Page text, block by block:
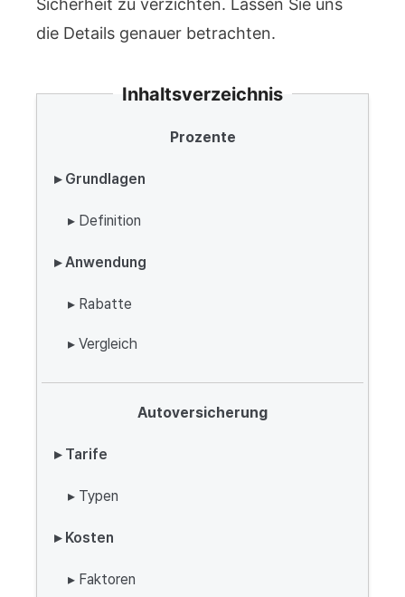
Sicherheit zu verzichten. Lassen Sie uns
die Details genauer betrachten.
Inhaltsverzeichnis
Prozente
▸ Grundlagen
▸ Definition
▸ Anwendung
▸ Rabatte
▸ Vergleich
Autoversicherung
▸ Tarife
▸ Typen
▸ Kosten
▸ Faktoren